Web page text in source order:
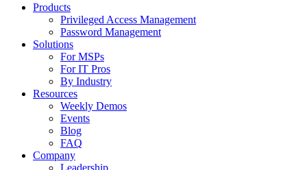
Products
Privileged Access Management
Password Management
Solutions
For MSPs
For IT Pros
By Industry
Resources
Weekly Demos
Events
Blog
FAQ
Company
Leadership